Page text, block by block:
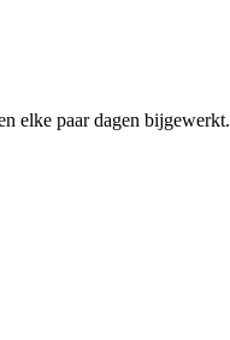
elke paar dagen bijgewerkt.